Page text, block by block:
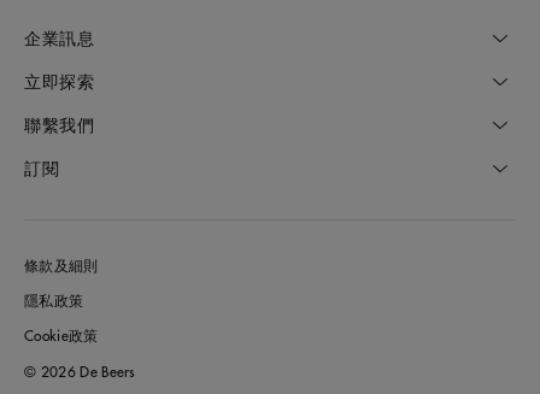
企業訊息
立即探索
聯繫我們
訂閱
條款及細則
隱私政策
Cookie政策
© 2026 De Beers